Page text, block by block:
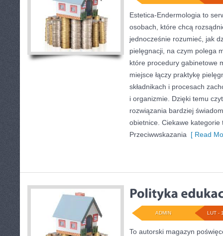
Estetica-Endermologia to
osobach, które chcą
jednocześnie rozumieć, jak
pielęgnacji, na czym polega
które procedury gabinetowe
miejsce łączy praktykę
składnikach i procesach
i organizmie. Dzięki temu
rozwiązania bardziej
obietnice. Ciekawe kategorie
Przeciwwskazania [ Read
LUT -
ADMIN
To autorski magazyn